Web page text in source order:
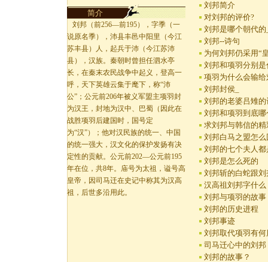
简介
刘邦（前256—前195），字季（一
说原名季），沛县丰邑中阳里（今江
苏丰县）人，起兵于沛（今江苏沛
县），汉族。秦朝时曾担任泗水亭
长，在秦末农民战争中起义，登高一
呼，天下英雄云集于麾下，称“沛
公”；公元前206年被义军盟主项羽封
为汉王，封地为汉中、巴蜀（因此在
战胜项羽后建国时，国号定
为“汉”）；他对汉民族的统一、中国
的统一强大，汉文化的保护发扬有决
定性的贡献。公元前202—公元前195
年在位，共8年。庙号为太祖，谥号高
皇帝，因司马迁在史记中称其为汉高
祖，后世多沿用此。
刘邦简介
对刘邦的评价?
刘邦是哪个朝代的
刘邦--诗句
为何刘邦仍采用“
刘邦和项羽分别
项羽为什么会输
刘邦封侯_
刘邦的老婆吕雉
刘邦和项羽到底
求刘邦与韩信的
刘邦白马之盟怎么
刘邦的七个夫人
刘邦是怎么死的
刘邦斩的白蛇跟
汉高祖刘邦字什
刘邦与项羽的故事
刘邦的历史进程
刘邦事迹
刘邦取代项羽有何
司马迁心中的刘邦
刘邦的故事？